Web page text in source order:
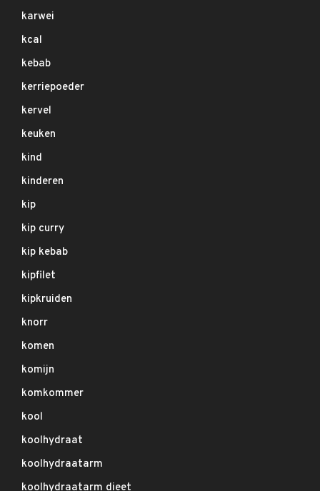
karwei
kcal
kebab
kerriepoeder
kervel
keuken
kind
kinderen
kip
kip curry
kip kebab
kipfilet
kipkruiden
knorr
komen
komijn
komkommer
kool
koolhydraat
koolhydraatarm
koolhydraatarm dieet